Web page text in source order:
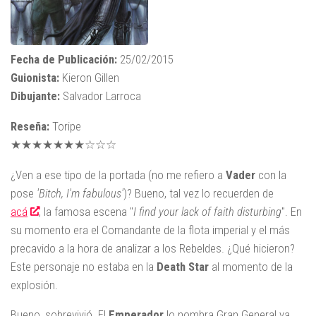
Fecha de Publicación: 25/02/2015
Guionista: Kieron Gillen
Dibujante: Salvador Larroca
Reseña: Toripe
★★★★★★★☆☆☆
¿Ven a ese tipo de la portada (no me refiero a Vader con la
pose 'Bitch, I'm fabulous')? Bueno, tal vez lo recuerden de
acá
, la famosa escena "I find your lack of faith disturbing". En
su momento era el Comandante de la flota imperial y el más
precavido a la hora de analizar a los Rebeldes. ¿Qué hicieron?
Este personaje no estaba en la Death Star al momento de la
explosión.